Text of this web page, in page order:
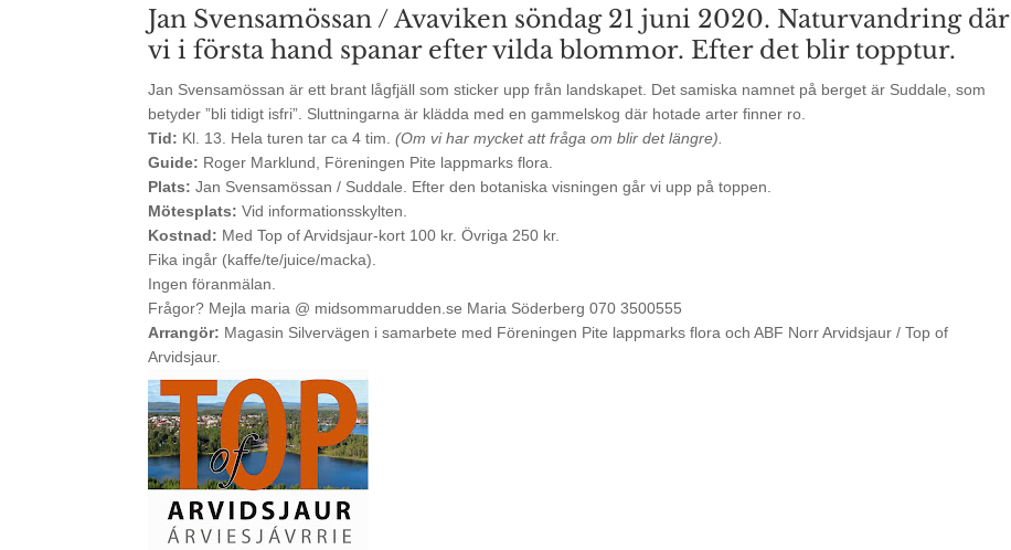
Jan Svensamössan / Avaviken söndag 21 juni 2020. Naturvandring där
vi i första hand spanar efter vilda blommor. Efter det blir topptur.
Jan Svensamössan är ett brant lågfjäll som sticker upp från landskapet. Det samiska namnet på berget är Suddale, som
betyder ”bli tidigt isfri”. Sluttningarna är klädda med en gammelskog där hotade arter finner ro.
Tid: Kl. 13. Hela turen tar ca 4 tim.(Om vi har mycket att fråga om blir det längre).
Guide: Roger Marklund, Föreningen Pite lappmarks flora.
Plats: Jan Svensamössan / Suddale. Efter den botaniska visningen går vi upp på toppen.
Mötesplats: Vid informationsskylten.
Kostnad: Med Top of Arvidsjaur-kort 100 kr. Övriga 250 kr.
Fika ingår (kaffe/te/juice/macka).
Ingen föranmälan.
Frågor? Mejla maria @ midsommarudden.se Maria Söderberg 070 3500555
Arrangör: Magasin Silvervägen i samarbete med Föreningen Pite lappmarks flora och ABF Norr Arvidsjaur / Top of
Arvidsjaur.